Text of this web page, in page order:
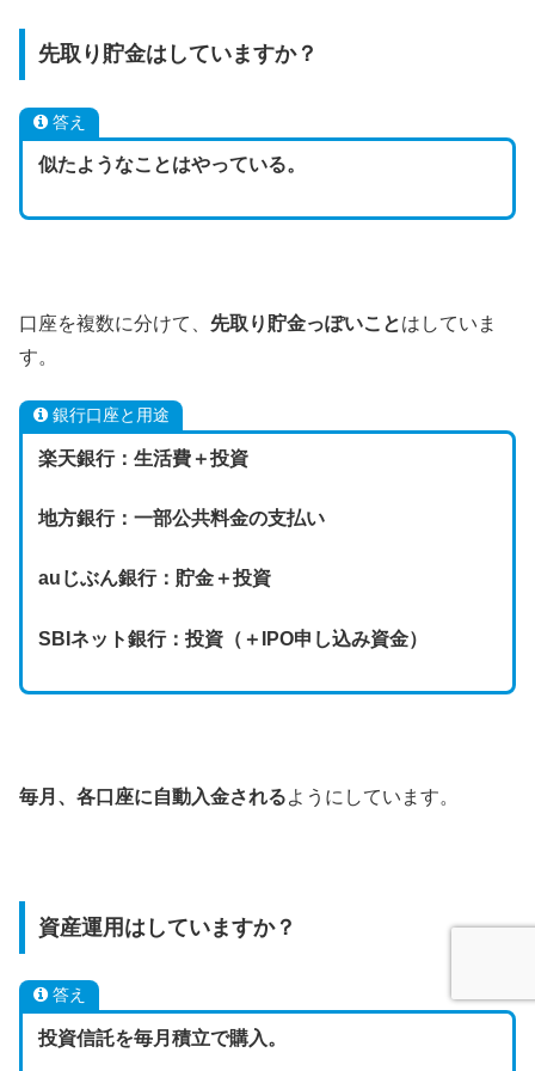
先取り貯金はしていますか？
答え
似たようなことはやっている。
口座を複数に分けて、 先取り貯金っぽいことはしていま
す。
銀行口座と用途
楽天銀行：生活費＋投資
地方銀行：一部公共料金の支払い
auじぶん銀行： 貯金＋投資
SBIネット銀行：投資（＋IPO申し込み資金）
毎月、各口座に自動入金されるようにしています。
資産運用はしていますか？
答え
投資信託を毎月積立で購入。